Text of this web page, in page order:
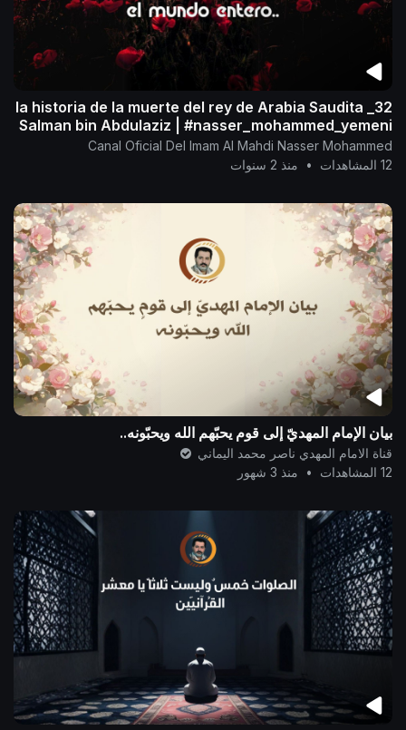
32_ la historia de la muerte del rey de Arabia Saudita
Salman bin Abdulaziz | #nasser_mohammed_yemeni
Canal Oficial Del Imam Al Mahdi Nasser Mohammed
12 المشاهدات
• منذ 2 سنوات
بيان الإمام المهديّ إلى قومٍ يحبّهم الله ويحبّونه..
قناة الامام المهدي ناصر محمد اليماني
12 المشاهدات
• منذ 3 شهور